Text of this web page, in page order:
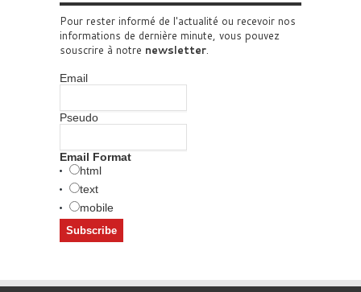
Pour rester informé de l'actualité ou recevoir nos
informations de dernière minute, vous pouvez
souscrire à notre newsletter.
Email
Pseudo
Email Format
html
text
mobile